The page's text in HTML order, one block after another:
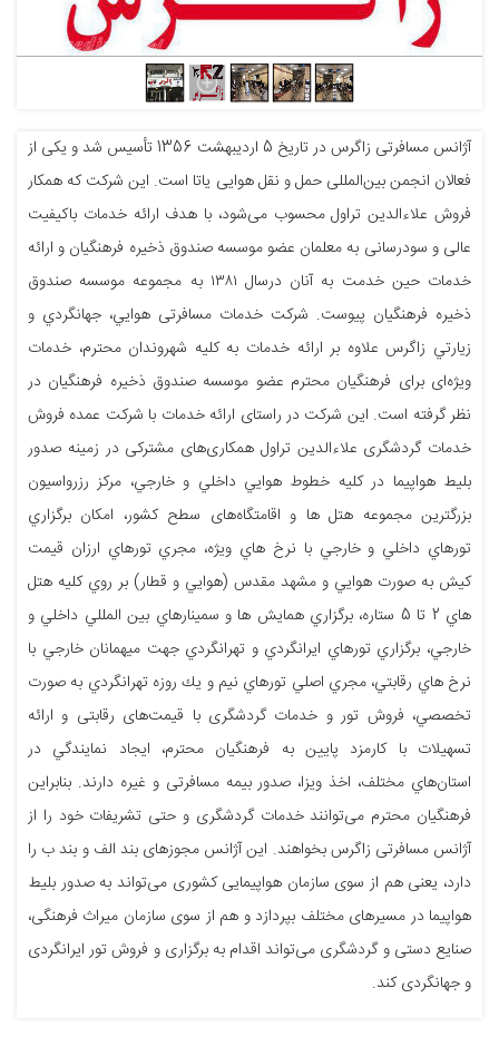
آژانس مسافرتی زاگرس در تاریخ 5 اردیبهشت 1356 تأسیس شد و یکی از
فعالان انجمن بین‌المللی حمل و نقل هوایی یاتا است. این شرکت که همکار
فروش علاءالدین تراول محسوب می‌شود، با هدف ارائه خدمات باکیفیت
عالی و سودرسانی به معلمان عضو موسسه صندوق ذخیره فرهنگیان و ارائه
خدمات حین خدمت به آنان درسال ١٣٨١ به مجموعه موسسه صندوق
ذخیره فرهنگیان پیوست. شرکت خدمات مسافرتی هوايي، جهانگردي و
زيارتي زاگرس علاوه بر ارائه خدمات به کلیه شهروندان محترم، خدمات
ویژه‌ای برای فرهنگیان محترم عضو موسسه صندوق ذخيره فرهنگیان در
نظر گرفته است. این شرکت در راستای ارائه خدمات با شرکت عمده فروش
خدمات گردشگری علاءالدین تراول همکاری‌های مشترکی در زمینه صدور
بليط هواپيما در كليه خطوط هوايي داخلي و خارجي، مركز رزرواسيون
بزرگترين مجموعه هتل ها و اقامتگاه‌های سطح كشور، امكان برگزاري
تورهاي داخلي و خارجي با نرخ هاي ويژه، مجري تورهاي ارزان قيمت
كيش به صورت هوايي و مشهد مقدس (هوايي و قطار) بر روي كليه هتل
هاي 2 تا 5 ستاره، برگزاري همايش ها و سمينارهاي بين المللي داخلي و
خارجي، برگزاري تورهاي ايرانگردي و تهرانگردي جهت ميهمانان خارجي با
نرخ هاي رقابتي، مجري اصلي تورهاي نيم و يك روزه تهرانگردي به صورت
تخصصي، فروش تور و خدمات گردشگری با قیمت‌های رقابتی و ارائه
تسهیلات با کارمزد پایین به فرهنگیان محترم، ايجاد نمايندگي در
استان‌هاي مختلف، اخذ ویزا، صدور بیمه مسافرتی و غیره دارند. بنابراین
فرهنگیان محترم می‌توانند خدمات گردشگری و حتی تشریفات خود را از
آژانس مسافرتی زاگرس بخواهند. این آژانس مجوزهای بند الف و بند ب را
دارد، یعنی هم از سوی سازمان هواپیمایی کشوری می‌تواند به صدور بلیط
هواپیما در مسیرهای مختلف بپردازد و هم از سوی سازمان میراث فرهنگی،
صنایع دستی و گردشگری می‌تواند اقدام به برگزاری و فروش تور ایرانگردی
و جهانگردی کند.